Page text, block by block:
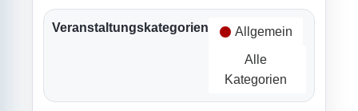
Veranstaltungskategorien Allgemein
Alle
Kategorien